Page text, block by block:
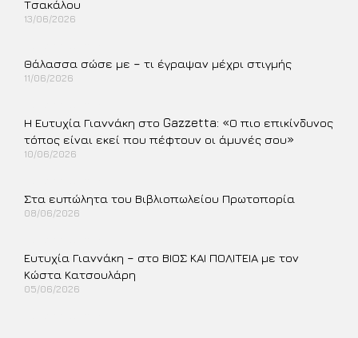
Τσακάλου
13/06/2026
Θάλασσα σώσε με – τι έγραψαν μέχρι στιγμής
11/06/2026
Η Ευτυχία Γιαννάκη στο Gazzetta: «Ο πιο επικίνδυνος
τόπος είναι εκεί που πέφτουν οι άμυνές σου»
10/06/2026
Στα ευπώλητα του Βιβλιοπωλείου Πρωτοπορία
08/06/2026
Ευτυχία Γιαννάκη – στο ΒΙΟΣ ΚΑΙ ΠΟΛΙΤΕΙΑ με τον
Κώστα Κατσουλάρη
05/06/2026